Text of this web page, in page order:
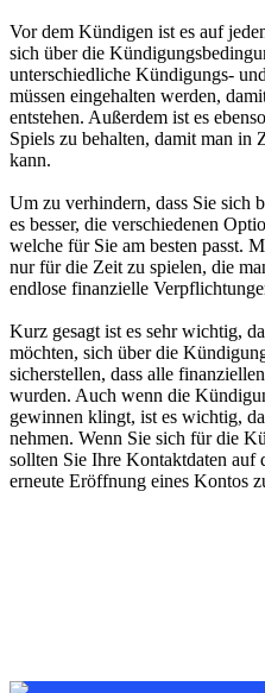
Vor dem Kündigen ist es auf
sich über die
unterschiedliche Kündigungs-
müssen eingehalten werden,
entstehen. Außerdem ist es
Spiels zu behalten, damit man
kann.
Um zu verhindern, dass Sie sich
es besser, die verschiedenen
welche für Sie am besten passt.
nur für die Zeit zu spielen, die
endlose finanzielle
Kurz gesagt ist es sehr wichtig,
möchten, sich über die
sicherstellen, dass alle
wurden. Auch wenn die
gewinnen klingt, ist es wichtig,
nehmen. Wenn Sie sich für die
sollten Sie Ihre Kontaktdaten auf
erneute Eröffnung eines Kontos